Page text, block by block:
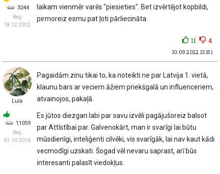
3244
Reģ:
18.12.2012
laikam vienmēr varēs "piesieties". Bet izvērtējot kopbildi,
pirmoreiz esmu pat ļoti pārliecināta.
11 4
10.09.2022 13:15 |
Lula
11059
Reģ:
01.10.2016
Pagaidām zinu tikai to, ka noteikti ne par Latvija 1. vietā,
klaunu bars ar veciem āžiem priekšgalā un influenceriem,
atvainojos, pakaļā.
Es jūtos diezgan labi par savu izvēli pagājušoreiz balsot
par Attīstībai par. Galvenokārt, man ir svarīgi lai būtu
mūsdienīgi, inteliģenti cilvēki, vis svarīgāk, lai nav kaut kādi
vecmodīgi uzskati. Šogad vēl nevaru saprast, arī būs
interesanti palasīt viedokļus.